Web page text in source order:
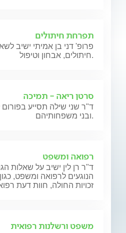
תפרחת חיתולים
פרופ' דני בן אמיתי ישיב
חיתולים, אבחון וטיפול.
סרטן ריאה - תמיכה
ד"ר שני שילה תסייע בפורום
ובני משפחותיהם.
רפואה ומשפט
ד"ר רן לין ישיב על שאלות
הנוגעים לרפואה ומשפט,
זכויות החולה, חוות דעת
משפט ורשלנות רפואית